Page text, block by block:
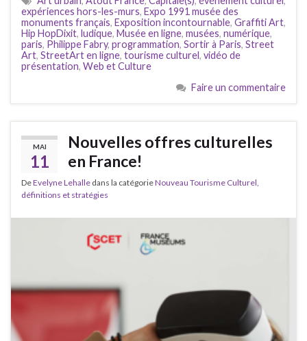
expériences hors-les-murs, Expo 1991 musée des
monuments français, Exposition incontournable, Graffiti Art,
Hip HopDixit, ludique, Musée en ligne, musées, numérique,
paris, Philippe Fabry, programmation, Sortir à Paris, Street
Art, StreetArt en ligne, tourisme culturel, vidéo de
présentation, Web et Culture
Faire un commentaire
MAI
11
Nouvelles offres culturelles
en France!
DeEvelyne Lehalle dans la catégorieNouveau Tourisme Culturel,
définitions et stratégies